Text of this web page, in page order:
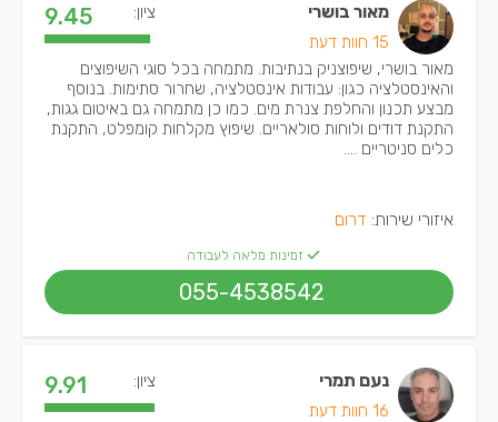
מאור בושרי
15 חוות דעת
ציון: 9.45
מאור בושרי, שיפוצניק בנתיבות. מתמחה בכל סוגי השיפוצים
והאינסטלציה כגון: עבודות אינסטלציה, שחרור סתימות. בנוסף
מבצע תכנון והחלפת צנרת מים. כמו כן מתמחה גם באיטום גגות,
התקנת דודים ולוחות סולאריים. שיפוץ מקלחות קומפלט, התקנת
כלים סניטריים ....
איזורי שירות: דרום
זמינות מלאה לעבודה
055-4538542
נעם תמרי
16 חוות דעת
ציון: 9.91